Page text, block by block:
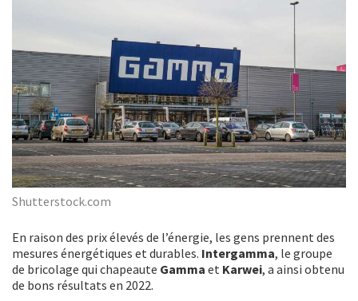
Shutterstock.com
En raison des prix élevés de l’énergie, les gens prennent des
mesures énergétiques et durables. Intergamma, le groupe
de bricolage qui chapeaute Gamma et Karwei, a ainsi obtenu
de bons résultats en 2022.